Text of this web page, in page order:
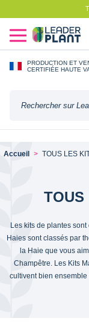
PRODUCTION ET
CERTIFIÉE HAUTE
Accueil TOUS LES
TOUS
Les kits de plantes
Haies sont classés par
la Haie que vous
Champêtre. Les Kits
cultivent bien ensemble